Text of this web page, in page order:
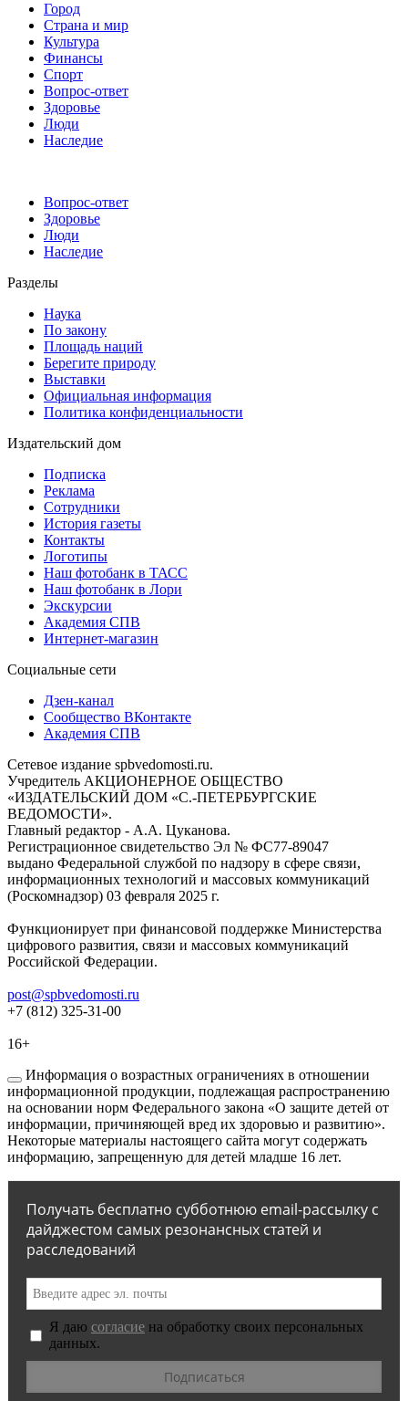
Город
Страна и мир
Культура
Финансы
Спорт
Вопрос-ответ
Здоровье
Люди
Наследие
Вопрос-ответ
Здоровье
Люди
Наследие
Разделы
Наука
По закону
Площадь наций
Берегите природу
Выставки
Официальная информация
Политика конфиденциальности
Издательский дом
Подписка
Реклама
Сотрудники
История газеты
Контакты
Логотипы
Наш фотобанк в ТАСС
Наш фотобанк в Лори
Экскурсии
Академия СПВ
Интернет-магазин
Социальные сети
Дзен-канал
Сообщество ВКонтакте
Академия СПВ
Сетевое издание spbvedomosti.ru.
Учредитель АКЦИОНЕРНОЕ ОБЩЕСТВО
«ИЗДАТЕЛЬСКИЙ ДОМ «С.-ПЕТЕРБУРГСКИЕ
ВЕДОМОСТИ».
Главный редактор - А.А. Цуканова.
Регистрационное свидетельство Эл № ФС77-89047
выдано Федеральной службой по надзору в сфере связи,
информационных технологий и массовых коммуникаций
(Роскомнадзор) 03 февраля 2025 г.
Функционирует при финансовой поддержке Министерства
цифрового развития, связи и массовых коммуникаций
Российской Федерации.
post@spbvedomosti.ru
+7 (812) 325-31-00
16+
Информация о возрастных ограничениях в отношении
информационной продукции, подлежащая распространению
на основании норм Федерального закона «О защите детей от
информации, причиняющей вред их здоровью и развитию».
Некоторые материалы настоящего сайта могут содержать
информацию, запрещенную для детей младше 16 лет.
Получать бесплатно субботнюю email-рассылку с
дайджестом самых резонансных статей и
расследований
Я даю согласие на обработку своих персональных
данных.